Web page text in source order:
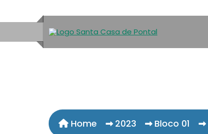
Home 2023 Bloco 01